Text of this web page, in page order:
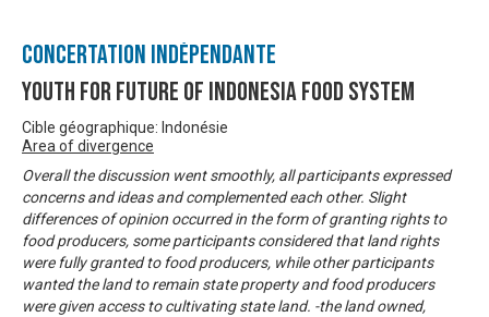
Concertation Indépendante
Youth For Future of Indonesia Food System
Cible géographique: Indonésie
Area of divergence
Overall the discussion went smoothly, all participants expressed
concerns and ideas and complemented each other. Slight
differences of opinion occurred in the form of granting rights to
food producers, some participants considered that land rights
were fully granted to food producers, while other participants
wanted the land to remain state property and food producers
were given access to cultivating state land. -the land owned,